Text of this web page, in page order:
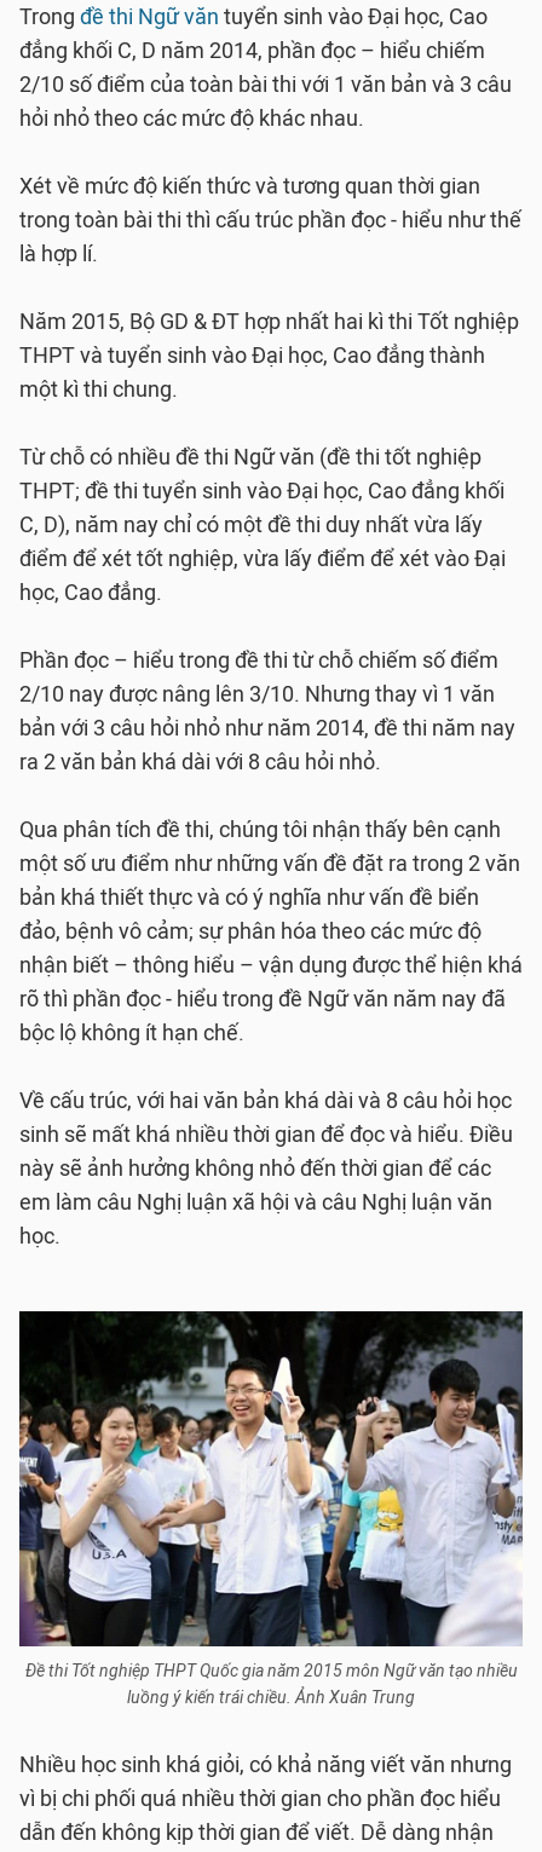
Trong đề thi Ngữ văn tuyển sinh vào Đại học, Cao
đẳng khối C, D năm 2014, phần đọc – hiểu chiếm
2/10 số điểm của toàn bài thi với 1 văn bản và 3 câu
hỏi nhỏ theo các mức độ khác nhau.
Xét về mức độ kiến thức và tương quan thời gian
trong toàn bài thi thì cấu trúc phần đọc - hiểu như thế
là hợp lí.
Năm 2015, Bộ GD & ĐT hợp nhất hai kì thi Tốt nghiệp
THPT và tuyển sinh vào Đại học, Cao đẳng thành
một kì thi chung.
Từ chỗ có nhiều đề thi Ngữ văn (đề thi tốt nghiệp
THPT; đề thi tuyển sinh vào Đại học, Cao đẳng khối
C, D), năm nay chỉ có một đề thi duy nhất vừa lấy
điểm để xét tốt nghiệp, vừa lấy điểm để xét vào Đại
học, Cao đẳng.
Phần đọc – hiểu trong đề thi từ chỗ chiếm số điểm
2/10 nay được nâng lên 3/10. Nhưng thay vì 1 văn
bản với 3 câu hỏi nhỏ như năm 2014, đề thi năm nay
ra 2 văn bản khá dài với 8 câu hỏi nhỏ.
Qua phân tích đề thi, chúng tôi nhận thấy bên cạnh
một số ưu điểm như những vấn đề đặt ra trong 2 văn
bản khá thiết thực và có ý nghĩa như vấn đề biển
đảo, bệnh vô cảm; sự phân hóa theo các mức độ
nhận biết – thông hiểu – vận dụng được thể hiện khá
rõ thì phần đọc - hiểu trong đề Ngữ văn năm nay đã
bộc lộ không ít hạn chế.
Về cấu trúc, với hai văn bản khá dài và 8 câu hỏi học
sinh sẽ mất khá nhiều thời gian để đọc và hiểu. Điều
này sẽ ảnh hưởng không nhỏ đến thời gian để các
em làm câu Nghị luận xã hội và câu Nghị luận văn
học.
Đề thi Tốt nghiệp THPT Quốc gia năm 2015 môn Ngữ văn tạo nhiều
luồng ý kiến trái chiều. Ảnh Xuân Trung
Nhiều học sinh khá giỏi, có khả năng viết văn nhưng
vì bị chi phối quá nhiều thời gian cho phần đọc hiểu
dẫn đến không kịp thời gian để viết. Dễ dàng nhận